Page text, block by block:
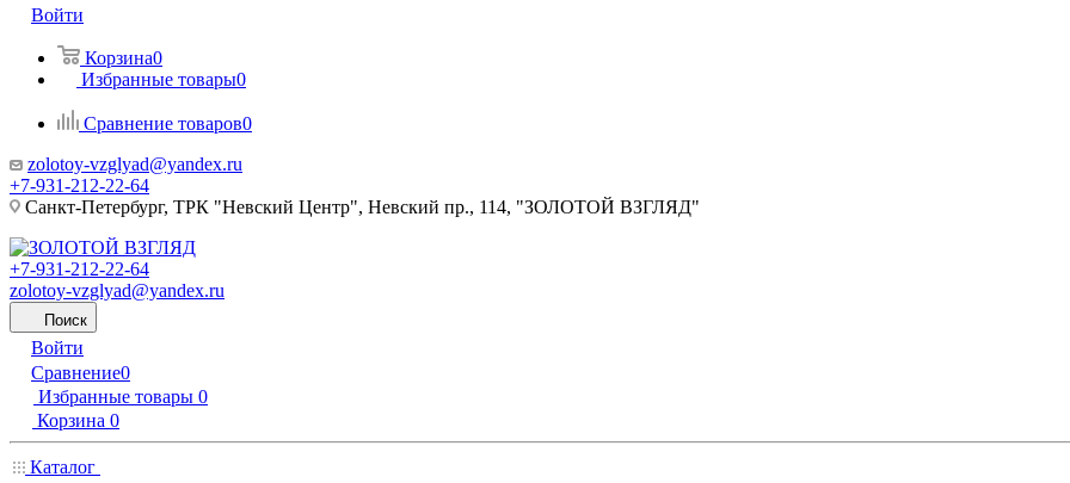
Войти
Корзина0
Избранные товары0
Сравнение товаров0
zolotoy-vzglyad@yandex.ru
+7-931-212-22-64
Санкт-Петербург, ТРК "Невский Центр", Невский пр., 114, "ЗОЛОТОЙ ВЗГЛЯД"
+7-931-212-22-64
zolotoy-vzglyad@yandex.ru
Поиск
Войти
Сравнение0
Избранные товары 0
Корзина 0
Каталог